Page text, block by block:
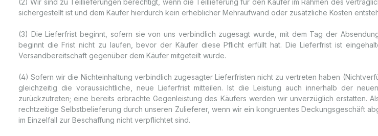
(2) Wir sind zu Teillieferungen berechtigt, wenn die Teillieferung für den Käufer im Rahmen des
sichergestellt ist und dem Käufer hierdurch kein erheblicher Mehraufwand oder zusätzliche Kosten
(3) Die Lieferfrist beginnt, sofern sie von uns verbindlich zugesagt wurde, mit dem Tag der
beginnt die Frist nicht zu laufen, bevor der Käufer diese Pflicht erfüllt hat. Die Lieferfrist ist
Versandbereitschaft gegenüber dem Käufer mitgeteilt wurde.
(4) Sofern wir die Nichteinhaltung verbindlich zugesagter Lieferfristen nicht zu vertreten haben
gleichzeitig die voraussichtliche, neue Lieferfrist mitteilen. Ist die Leistung auch innerhalb der
zurückzutreten; eine bereits erbrachte Gegenleistung des Käufers werden wir unverzüglich erstatten.
rechtzeitige Selbstbelieferung durch unseren Zulieferer, wenn wir ein kongruentes Deckungsgeschäft
im Einzelfall zur Beschaffung nicht verpflichtet sind.